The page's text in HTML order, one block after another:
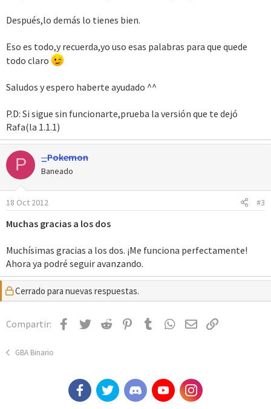
Después,lo demás lo tienes bien.
Eso es todo,y recuerda,yo uso esas palabras para que quede
todo claro
Saludos y espero haberte ayudado ^^
P.D: Si sigue sin funcionarte,prueba la versión que te dejó
Rafa(la 1.1.1)
P _Pokemon
Baneado
18 Oct 2012 #3
Muchas gracias a los dos
Muchísimas gracias a los dos. ¡Me funciona perfectamente!
Ahora ya podré seguir avanzando.
Cerrado para nuevas respuestas.
Compartir: Facebook
TwitterReddit Pinterest
TumblrWhatsApp
EmailEnlace
GBA Binario